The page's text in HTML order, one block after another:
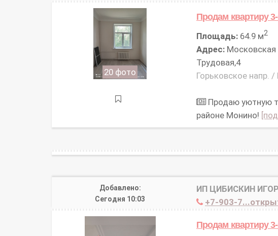
20 фото
Продам квартиру
Площадь:64.9 м2
Адрес:Московская
Трудовая,4
Горьковское напр.
Продаю уютную
районе Монино!
Добавлено:
Сегодня 10:03
ИП ЦИБИСКИН
+7-903-
Продам квартиру